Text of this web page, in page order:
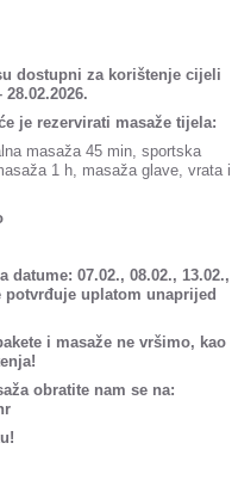
dostupni za korištenje cijeli
je rezervirati masaže tijela:
masaža 45 min, sportska
1 h, masaža glave, vrata i
datume: 07.02., 08.02., 13.02.,
potvrđuje uplatom unaprijed
i masaže ne vršimo, kao
obratite nam se na: